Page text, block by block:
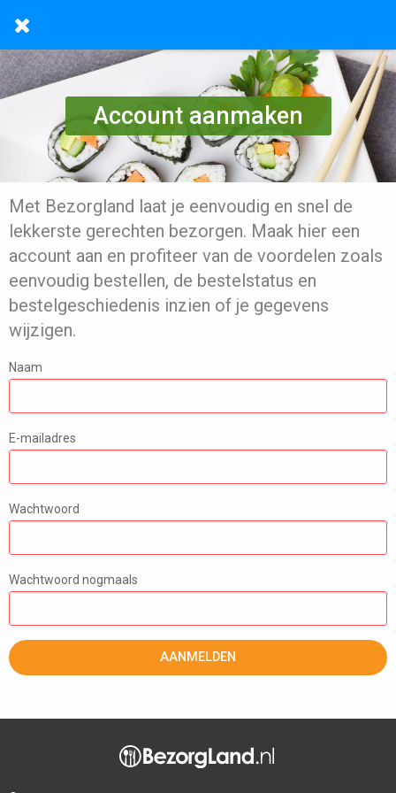
Account aanmaken
Met Bezorgland laat je eenvoudig en snel de
lekkerste gerechten bezorgen. Maak hier een
account aan en profiteer van de voordelen zoals
eenvoudig bestellen, de bestelstatus en
bestelgeschiedenis inzien of je gegevens
wijzigen.
Naam
E-mailadres
Wachtwoord
Wachtwoord nogmaals
AANMELDEN